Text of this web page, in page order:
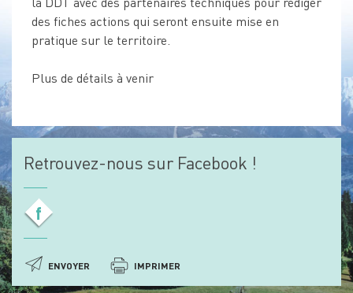
des fiches actions qui seront ensuite mise en
pratique sur le territoire.
Plus de détails à venir
Retrouvez-nous sur Facebook !
f
ENVOYER IMPRIMER